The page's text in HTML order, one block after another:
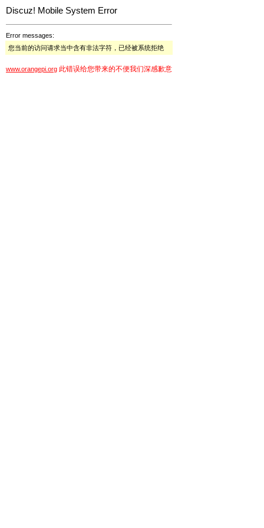
Discuz! Mobile System Error
Error messages:
您当前的访问请求当中含有非法字符，已经被系统拒绝
www.orangepi.org 此错误给您带来的不便我们深感歉意